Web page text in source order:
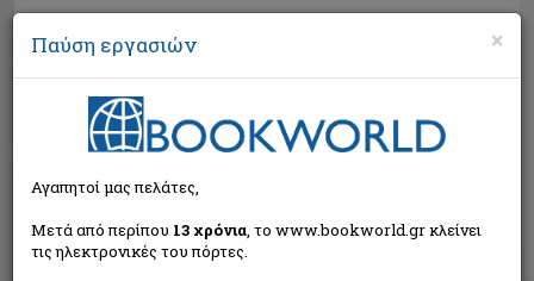
Αναζήτηση
×
Παύση εργασιών
Αγαπητοί μας πελάτες,
Μετά από περίπου 13 χρόνια, το www.bookworld.gr κλείνει
τις ηλεκτρονικές του πόρτες.